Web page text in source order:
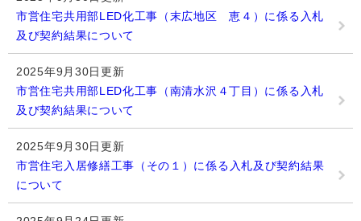
市営住宅共用部LED化工事（末広地区 恵４）に係る入札
及び契約結果について
2025年9月30日更新
市営住宅共用部LED化工事（南清水沢４丁目）に係る入札
及び契約結果について
2025年9月30日更新
市営住宅入居修繕工事（その１）に係る入札及び契約結果
について